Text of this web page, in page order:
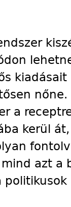
a
kerül
azt a